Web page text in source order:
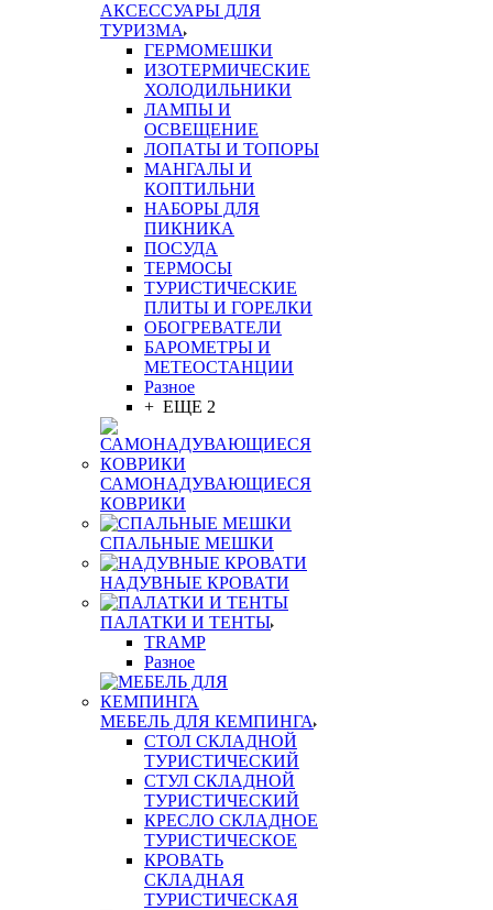
АКСЕССУАРЫ ДЛЯ
ТУРИЗМА
ГЕРМОМЕШКИ
ИЗОТЕРМИЧЕСКИЕ
ХОЛОДИЛЬНИКИ
ЛАМПЫ И
ОСВЕЩЕНИЕ
ЛОПАТЫ И ТОПОРЫ
МАНГАЛЫ И
КОПТИЛЬНИ
НАБОРЫ ДЛЯ
ПИКНИКА
ПОСУДА
ТЕРМОСЫ
ТУРИСТИЧЕСКИЕ
ПЛИТЫ И ГОРЕЛКИ
ОБОГРЕВАТЕЛИ
БАРОМЕТРЫ И
МЕТЕОСТАНЦИИ
Разное
+ ЕЩЕ 2
САМОНАДУВАЮЩИЕСЯ
КОВРИКИ
СПАЛЬНЫЕ МЕШКИ
НАДУВНЫЕ КРОВАТИ
ПАЛАТКИ И ТЕНТЫ
TRAMP
Разное
МЕБЕЛЬ ДЛЯ КЕМПИНГА
СТОЛ СКЛАДНОЙ
ТУРИСТИЧЕСКИЙ
СТУЛ СКЛАДНОЙ
ТУРИСТИЧЕСКИЙ
КРЕСЛО СКЛАДНОЕ
ТУРИСТИЧЕСКОЕ
КРОВАТЬ
СКЛАДНАЯ
ТУРИСТИЧЕСКАЯ